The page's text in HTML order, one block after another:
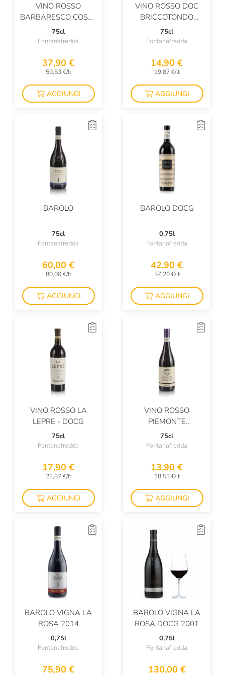
Giavi
Girardin Vincent
Glenrothes
Gonet Medeville
Gruppo Cevico
Guado Al Melo
Hendrick's
I Cacciagalli
I Cavallini
I Beer
Idromele Dei Taurini
Il Colombaio Di Santa Chiara
Il Convento
Il Frutto Permesso
Il Mastio
Il Paradiso Di Manfredi
Il Vinco
Itala Pilsen
Italicus
Ka Mancine
Kellerei Andrian
Kettmeier
VINO ROSSO
BARBARESCO COSTE
RUBIN
75cl
Fontanafredda
37,90 €
50,53 €/lt
AGGIUNGI
VINO ROSSO DOC
BRICCOTONDO
BARBERA
75cl
Fontanafredda
14,90 €
19,87 €/lt
AGGIUNGI
BAROLO
75cl
Fontanafredda
60,00 €
80,00 €/lt
AGGIUNGI
BAROLO DOCG
0,75l
Fontanafredda
42,90 €
57,20 €/lt
AGGIUNGI
VINO ROSSO LA
LEPRE - DOCG
75cl
Fontanafredda
17,90 €
23,87 €/lt
AGGIUNGI
VINO ROSSO
PIEMONTE
DOLCETTO
75cl
Fontanafredda
13,90 €
18,53 €/lt
AGGIUNGI
BAROLO VIGNA LA
ROSA 2014
0,75l
Fontanafredda
75,90 €
BAROLO VIGNA LA
ROSA DOCG 2001
0,75l
Fontanafredda
130,00 €